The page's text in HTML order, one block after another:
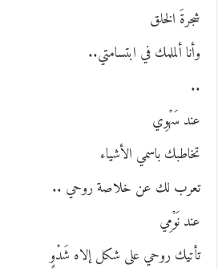
الخلق
ألملمك في ابتسامتي..
سَهْوِي
باسمي الأشياء
لك عن خلاصة روحي ..
نَوْمِي
روحي على شكل إلاه شَدْوٍ